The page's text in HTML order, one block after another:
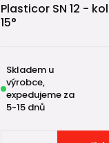
Plasticor SN 12 -
15°
Skladem u
výrobce,
expedujeme za
5-15 dnů